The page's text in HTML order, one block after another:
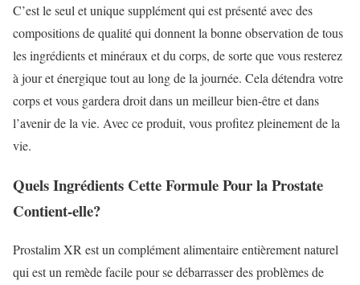
C’est le seul et unique supplément qui est présenté avec des
compositions de qualité qui donnent la bonne observation de tous
les ingrédients et minéraux et du corps, de sorte que vous resterez
à jour et énergique tout au long de la journée. Cela détendra votre
corps et vous gardera droit dans un meilleur bien-être et dans
l’avenir de la vie. Avec ce produit, vous profitez pleinement de la
vie.
Quels Ingrédients Cette Formule Pour la Prostate
Contient-elle?
Prostalim XR est un complément alimentaire entièrement naturel
qui est un remède facile pour se débarrasser des problèmes de